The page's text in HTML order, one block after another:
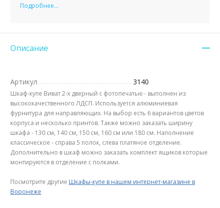
Подробнее...
Описание
Артикул 3140
Шкаф-купе Виват 2-х дверный с фотопечатью - выполнен из
высококачественного ЛДСП. Используется алюминиевая
фурнитура для направляющих. На выбор есть 6 вариантов цветов
корпуса и несколько принтов. Также можно заказать ширину
шкафа - 130 см, 140 см, 150 см, 160 см или 180 см. Наполнение
классическое - справа 5 полок, слева платяное отделение.
Дополнительно в шкаф можно заказать комплект ящиков которые
монтируются в отделение с полками.
Посмотрите другие Шкафы-купе в нашем интернет-магазине в
Воронеже